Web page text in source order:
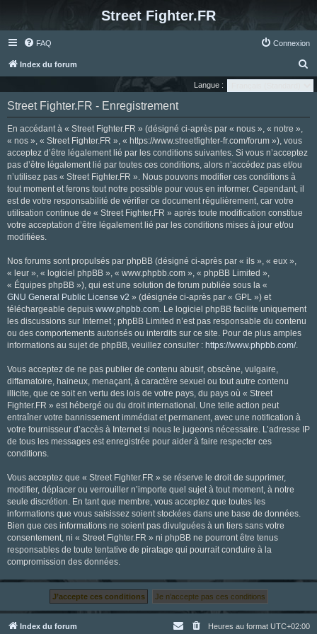
Street Fighter.FR
FAQ Connexion
Index du forum
e
Langue :
Street Fighter.FR - Enregistrement
En accédant à « Street Fighter.FR » (désigné ci-après par « nous », « notre »,
« nos », « Street Fighter.FR », « https://www.streetfighter-fr.com/forum »), vous
acceptez d’être légalement lié par les conditions suivantes. Si vous n’acceptez
pas d’être légalement lié par toutes ces conditions, alors n’accédez pas et/ou
n’utilisez pas « Street Fighter.FR ». Nous pouvons modifier ces conditions à
tout moment et ferons tout notre possible pour vous en informer. Cependant, il
est de votre responsabilité de vérifier ce document régulièrement, car votre
utilisation continue de « Street Fighter.FR » après toute modification constitue
votre acceptation d’être légalement lié par les conditions mises à jour et/ou
modifiées.
Nos forums sont propulsés par phpBB (désigné ci-après par « ils », « eux »,
« leur », « logiciel phpBB », « www.phpbb.com », « phpBB Limited »,
« Équipes phpBB »), qui est une solution de forum publiée sous la «
GNU General Public License v2 » (désignée ci-après par « GPL ») et
téléchargeable depuis www.phpbb.com. Le logiciel phpBB facilite uniquement
les discussions sur Internet ; phpBB Limited n’est pas responsable du contenu
ou des comportements autorisés ou interdits sur ce site. Pour de plus amples
informations au sujet de phpBB, veuillez consulter : https://www.phpbb.com/.
Vous acceptez de ne pas publier de contenu abusif, obscène, vulgaire,
diffamatoire, haineux, menaçant, à caractère sexuel ou tout autre contenu
illicite, que ce soit en vertu des lois de votre pays, du pays où « Street
Fighter.FR » est hébergé ou du droit international. Une telle action peut
entraîner votre bannissement immédiat et permanent, avec une notification à
votre fournisseur d’accès à Internet si nous le jugeons nécessaire. L’adresse IP
de tous les messages est enregistrée pour aider à faire respecter ces
conditions.
Vous acceptez que « Street Fighter.FR » se réserve le droit de supprimer,
modifier, déplacer ou verrouiller n’importe quel sujet à tout moment, à notre
seule discrétion. En tant que membre, vous acceptez que toutes les
informations que vous saisissez soient stockées dans une base de données.
Bien que ces informations ne soient pas divulguées à un tiers sans votre
consentement, ni « Street Fighter.FR » ni phpBB ne pourront être tenus
responsables de toute tentative de piratage qui pourrait conduire à la
compromission des données.
Index du forum Heures au format UTC+02:00